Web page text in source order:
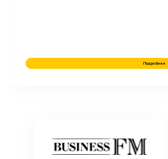
Подробнее